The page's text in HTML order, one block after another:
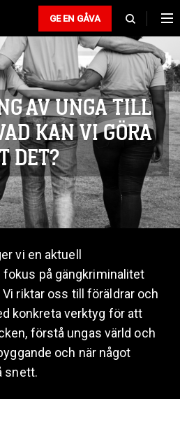
GE EN GÅVA
AV UNGA TILL
KAN VI GÖRA
DET?
vi en aktuell
på gängkriminalitet
riktar oss till föräldrar och
konkreta verktyg för att
förstå ungas värld och
och när något
snett.